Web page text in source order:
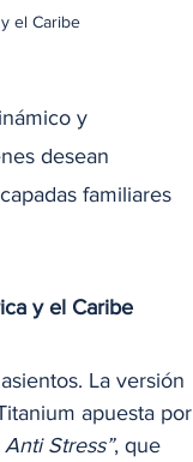
el Caribe
y
desean
familiares
y el Caribe
La versión
apuesta por
Stress”, que